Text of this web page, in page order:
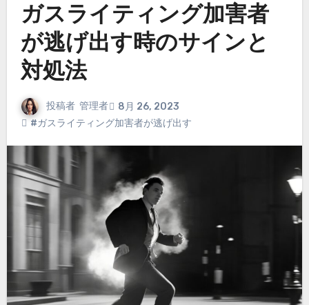
ガスライティング加害者
が逃げ出す時のサインと
対処法
投稿者 管理者
8月 26, 2023
#ガスライティング加害者が逃げ出す